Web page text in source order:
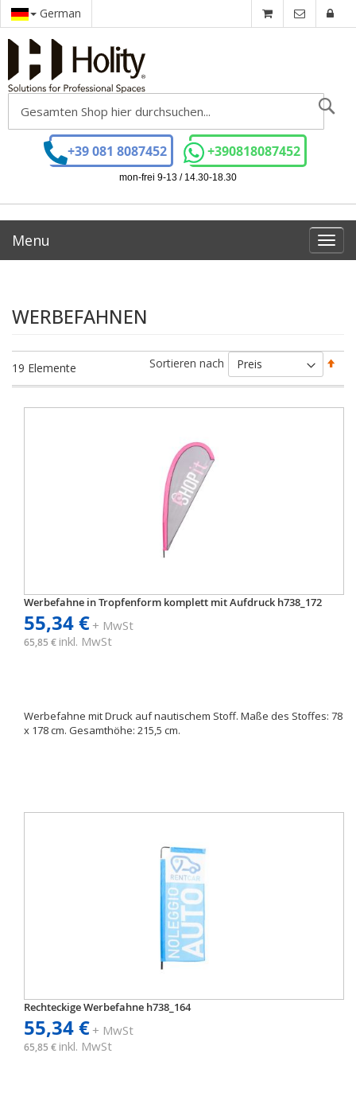
German
+39 081 8087452 +390818087452
mon-frei 9-13 / 14.30-18.30
Menu
WERBEFAHNEN
19 Elemente Sortieren nach
Werbefahne in Tropfenform komplett mit Aufdruck h738_172
55,34 €+ MwSt
65,85 € inkl. MwSt
Werbefahne mit Druck auf nautischem Stoff. Maße des Stoffes: 78
x 178 cm. Gesamthöhe: 215,5 cm.
Rechteckige Werbefahne h738_164
55,34 €+ MwSt
65,85 € inkl. MwSt